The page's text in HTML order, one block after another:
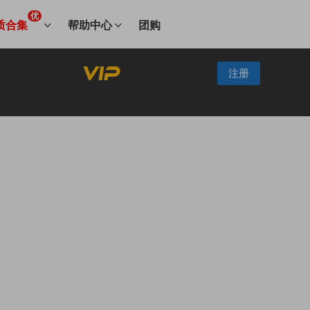
合集
优
帮助中心 团购
注册